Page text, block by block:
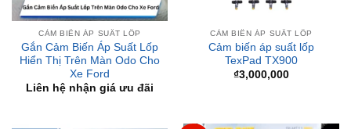
Gắn Cảm Biến Áp Suất Lốp
Hiển Thị Trên Màn Odo Cho
Xe Ford
Liên hệ nhận giá ưu đãi
Cảm biến áp suất lốp
₫3,000,000